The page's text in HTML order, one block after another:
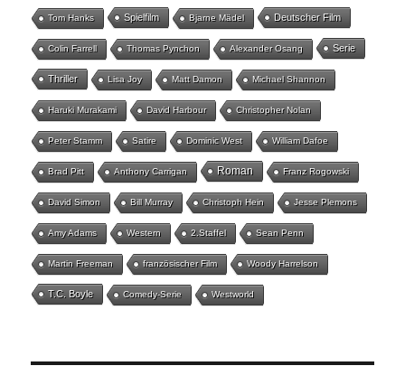
Tom Hanks Spielfilm Bjarne Mädel Deutscher Film
Colin Farrell Thomas Pynchon Alexander Osang Serie
Thriller Lisa Joy Matt Damon Michael Shannon
Haruki Murakami David Harbour Christopher Nolan
Peter Stamm Satire Dominic West William Dafoe
Brad Pitt Anthony Carrigan Roman Franz Rogowski
David Simon Bill Murray Christoph Hein Jesse Plemons
Amy Adams Western 2.Staffel Sean Penn
Martin Freeman französischer Film Woody Harrelson
T.C. Boyle Comedy-Serie Westworld